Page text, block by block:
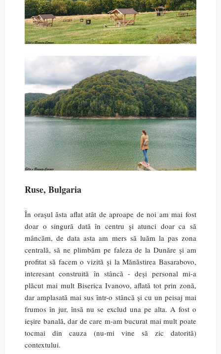
Ruse, Bulgaria
În orașul ăsta aflat atât de aproape de noi am mai fost
doar o singură dată în centru și atunci doar ca să
mâncăm, de data asta am mers să luăm la pas zona
centrală, să ne plimbăm pe faleza de la Dunăre și am
profitat să facem o vizită și la Mănăstirea Basarabovo,
interesant construită în stâncă - deși personal mi-a
plăcut mai mult Biserica Ivanovo, aflată tot prin zonă,
dar amplasată mai sus într-o stâncă și cu un peisaj mai
frumos în jur, însă nu se exclud una pe alta. A fost o
ieșire banală, dar de care m-am bucurat mai mult poate
tocmai din cauza (nu-mi vine să zic datorită)
contextului.